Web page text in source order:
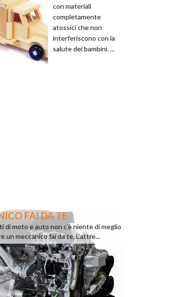
con materiali
completamente
atossici che non
interferiscono con la
salute dei bambini. ...
FAI DA TE
di moto e auto non c’è niente di meglio
un meccanico fai da te. L’attre...